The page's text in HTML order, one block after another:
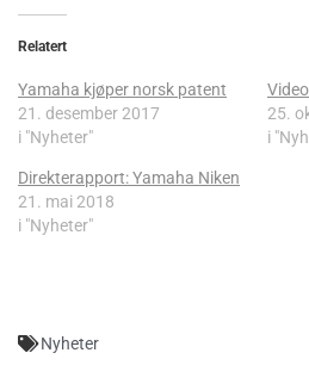
Relatert
Yamaha kjøper norsk patent
21. desember 2017
i "Nyheter"
25.
i
Direkterapport: Yamaha Niken
21. mai 2018
i "Nyheter"
Nyheter